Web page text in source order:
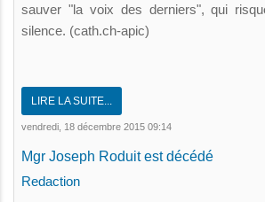
sauver "la voix des derniers", qui
silence. (cath.ch-apic)
LIRE LA SUITE...
vendredi, 18 décembre 2015 09:14
Mgr Joseph Roduit est décédé
Redaction